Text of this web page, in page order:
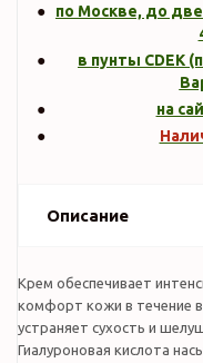
по Москве, до
в пунты CDEK
на
Описание
Крем обеспечивает
комфорт кожи в течение
устраняет сухость и
Гиалуроновая кислота